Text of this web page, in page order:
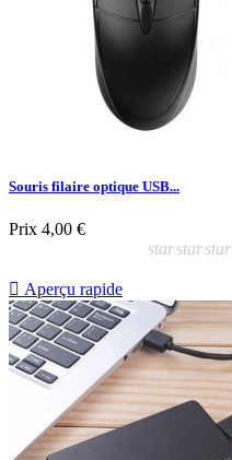
Souris filaire optique USB...
Prix 4,00 €
starstarstar
 Aperçu rapide